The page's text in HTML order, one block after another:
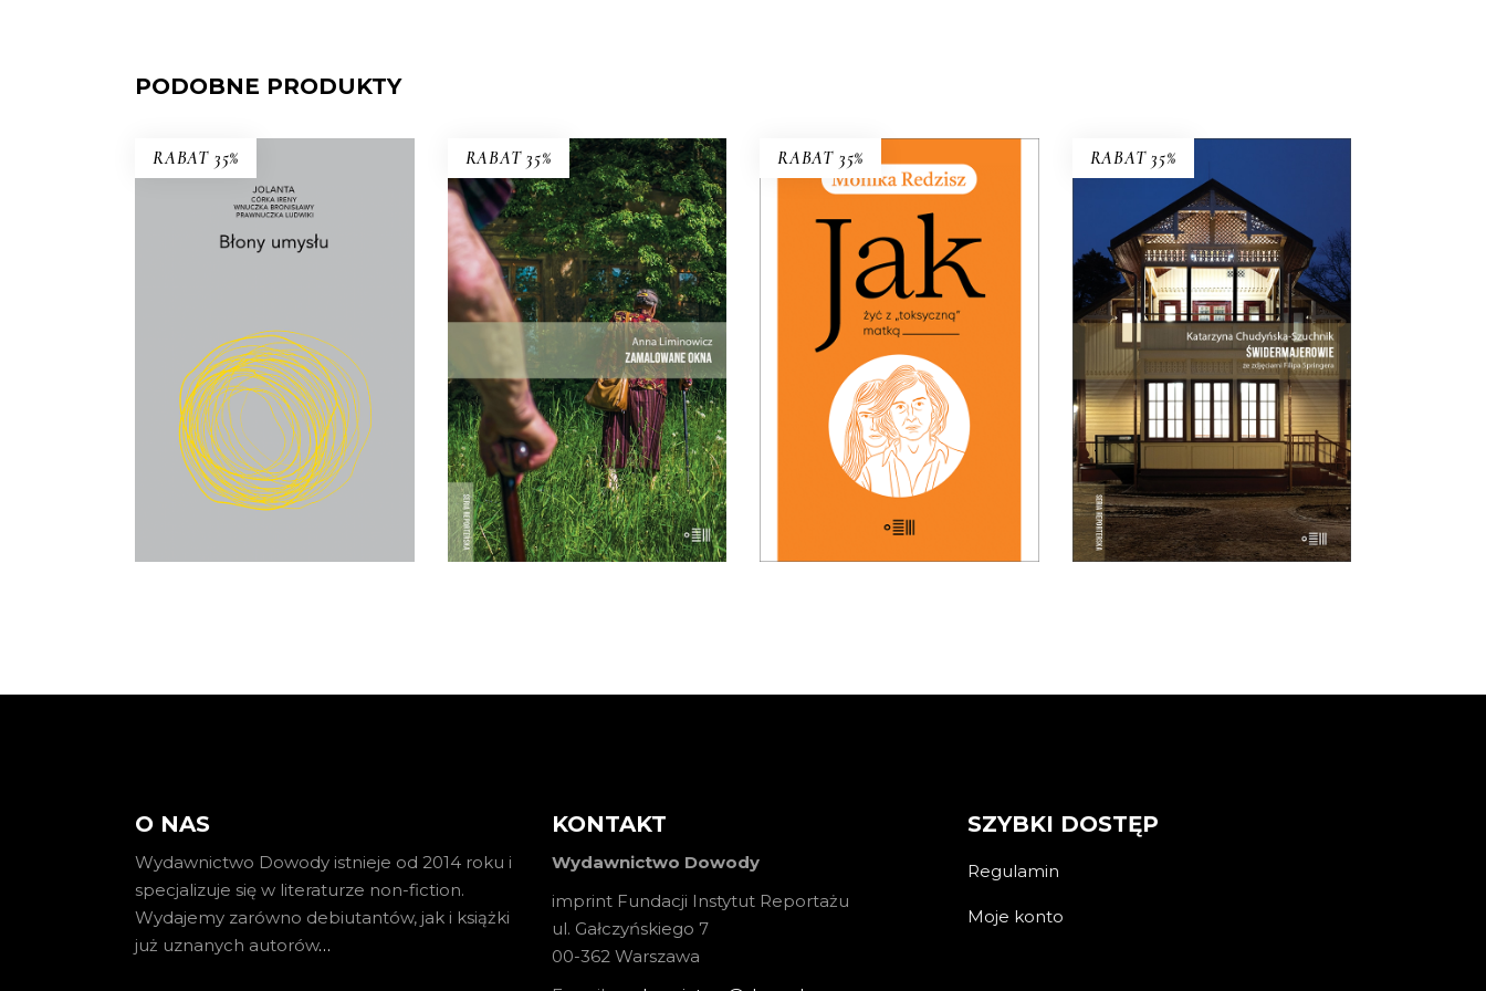
PODOBNE PRODUKTY
RABAT 35%
E-BOOK DO
BŁONY UMYSŁU
przeobraża?
35.00zł 22.75zł
KSIĄŻKA DO
KOSZYKA
RABAT 35%
ZAMALOWANE OKNA
Mieli tu swoją małą wspólnotę – i
dużą nieufność wobec siebie.
Premiera 25 maja
27.30zł
KSIĄŻKA DO
KOSZYKA
RABAT 35%
E-BOOK DO
KOSZYKA
JAK ŻYĆ Z „TOKSYCZNĄ”
MATKĄ
PREMIERA: 24 listopada 2025
49.99 zł 32.49
KSIĄŻKA DO
KOSZYKA
RABAT 35%
E-BOOK DO
KOSZYKA
ŚWIDERMAJEROWIE
Domy torty, domy duchy, domy
ogniska, domy uśpione i domy
wskrzeszone, domy skarbonki i
domy bezpańskie…
55.00zł 35.75zł
KSIĄŻKA DO
O NAS
Wydawnictwo Dowody istnieje od 2014 roku i
specjalizuje się w literaturze non-fiction.
Wydajemy zarówno debiutantów, jak i książki
już uznanych autorów…
KONTAKT
Wydawnictwo Dowody
imprint Fundacji Instytut Reportażu
ul. Gałczyńskiego 7
00-362 Warszawa
SZYBKI DOSTĘP
Regulamin
Moje konto